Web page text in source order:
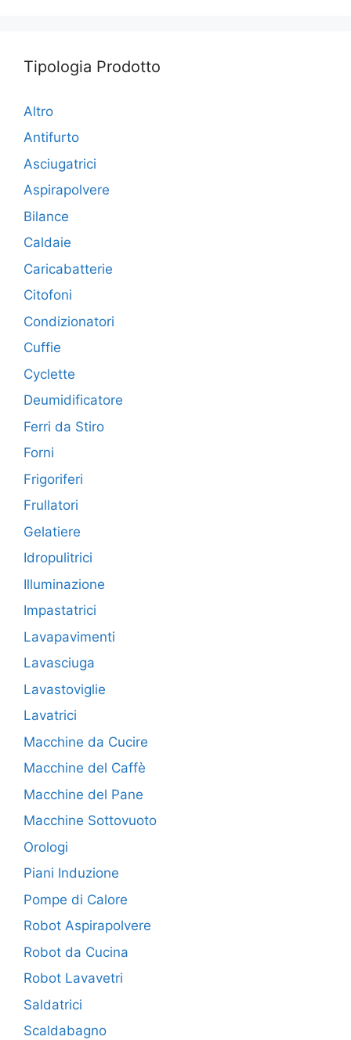
Tipologia Prodotto
Altro
Antifurto
Asciugatrici
Aspirapolvere
Bilance
Caldaie
Caricabatterie
Citofoni
Condizionatori
Cuffie
Cyclette
Deumidificatore
Ferri da Stiro
Forni
Frigoriferi
Frullatori
Gelatiere
Idropulitrici
Illuminazione
Impastatrici
Lavapavimenti
Lavasciuga
Lavastoviglie
Lavatrici
Macchine da Cucire
Macchine del Caffè
Macchine del Pane
Macchine Sottovuoto
Orologi
Piani Induzione
Pompe di Calore
Robot Aspirapolvere
Robot da Cucina
Robot Lavavetri
Saldatrici
Scaldabagno